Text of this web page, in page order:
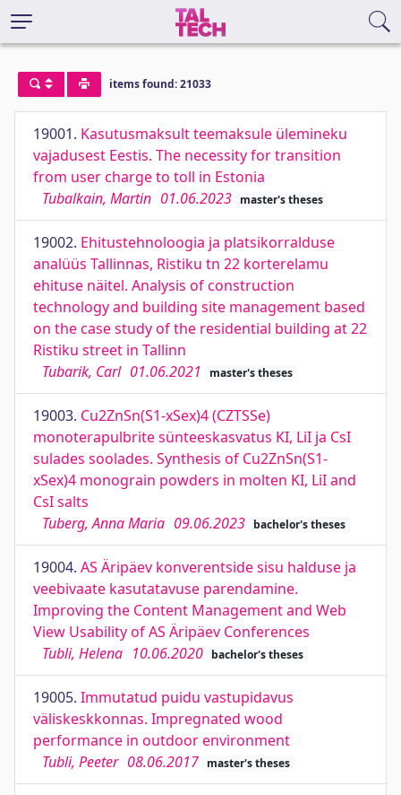
items found: 21033
19001. Kasutusmaksult teemaksule ülemineku
vajadusest Eestis. The necessity for transition
from user charge to toll in Estonia
Tubalkain, Martin 01.06.2023 master's theses
19002. Ehitustehnoloogia ja platsikorralduse
analüüs Tallinnas, Ristiku tn 22 korterelamu
ehituse näitel. Analysis of construction
technology and building site management based
on the case study of the residential building at 22
Ristiku street in Tallinn
Tubarik, Carl 01.06.2021 master's theses
19003. Cu2ZnSn(S1-xSex)4 (CZTSSe)
monoterapulbrite sünteeskasvatus KI, LiI ja CsI
sulades soolades. Synthesis of Cu2ZnSn(S1-
xSex)4 monograin powders in molten KI, LiI and
CsI salts
Tuberg, Anna Maria 09.06.2023 bachelor's theses
19004. AS Äripäev konverentside sisu halduse ja
veebivaate kasutatavuse parendamine.
Improving the Content Management and Web
View Usability of AS Äripäev Conferences
Tubli, Helena 10.06.2020 bachelor's theses
19005. Immutatud puidu vastupidavus
väliskeskkonnas. Impregnated wood
performance in outdoor environment
Tubli, Peeter 08.06.2017 master's theses